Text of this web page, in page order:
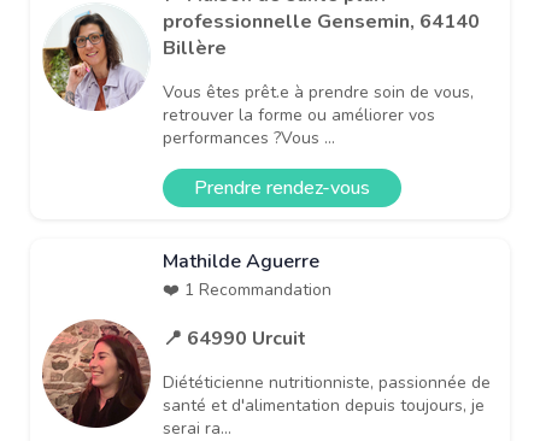
professionnelle Gensemin, 64140
Billère
Vous êtes prêt.e à prendre soin de vous,
retrouver la forme ou améliorer vos
performances ?Vous ...
Prendre rendez-vous
Mathilde Aguerre
❤️ 1 Recommandation
📍 64990 Urcuit
Diététicienne nutritionniste, passionnée de
santé et d'alimentation depuis toujours, je
serai ra...